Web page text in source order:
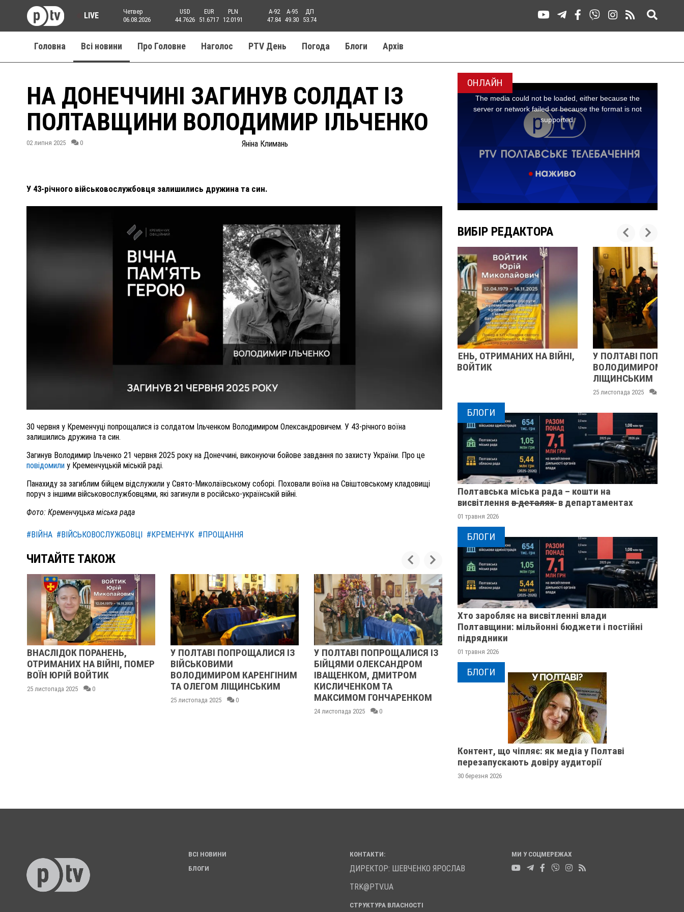
LIVE
Четвер
06.08.2026
USD
44.7626
EUR
51.6717
PLN
12.0191
A-92
47.84
A-95
49.30
ДП
53.74
Головна Всі новини Про Головне Наголос PTV День Погода Блоги Aрхів
НА ДОНЕЧЧИНІ ЗАГИНУВ СОЛДАТ ІЗ
ПОЛТАВЩИНИ ВОЛОДИМИР ІЛЬЧЕНКО
02 липня 2025 0 Яніна Климань
У 43-річного військовослужбовця залишились дружина та син.
30 червня у Кременчуці попрощалися із солдатом Ільченком Володимиром Олександровичем. У 43-річного воїна
залишились дружина та син.
Загинув Володимир Ільченко 21 червня 2025 року на Донеччині, виконуючи бойове завдання по захисту України. Про це
повідомили у Кременчуцькій міській раді.
Панахиду за загиблим бійцем відслужили у Свято-Миколаївському соборі. Поховали воїна на Свіштовському кладовищі
поруч з іншими військовослужбовцями, які загинули в російсько-українській війні.
Фото: Кременчуцька міська рада
#ВІЙНА #ВІЙСЬКОВОСЛУЖБОВЦІ #КРЕМЕНЧУК #ПРОЩАННЯ
ЧИТАЙТЕ ТАКОЖ
ВНАСЛІДОК ПОРАНЕНЬ,
ОТРИМАНИХ НА ВІЙНІ, ПОМЕР
ВОЇН ЮРІЙ ВОЙТИК
25 листопада 2025 0
У ПОЛТАВІ ПОПРОЩАЛИСЯ ІЗ
ВІЙСЬКОВИМИ
ВОЛОДИМИРОМ КАРЕНГІНИМ
ТА ОЛЕГОМ ЛІЩИНСЬКИМ
25 листопада 2025 0
У ПОЛТАВІ ПОПРОЩАЛИСЯ ІЗ
БІЙЦЯМИ ОЛЕКСАНДРОМ
ІВАЩЕНКОМ, ДМИТРОМ
КИСЛИЧЕНКОМ ТА
МАКСИМОМ ГОНЧАРЕНКОМ
24 листопада 2025 0
1000 ТІЛ: УКРАЇНА ОТРИМАЛА
РЕПАТРІЙОВАНІ ОСТАНКИ
20 листопада 2025 19 листопада 2025
ОНЛАЙН
ВИБІР РЕДАКТОРА
ЛЮДМИЛУ ТИМЧЕНКО
ВНАСЛІДОК ПОРАНЕНЬ, ОТРИМАНИХ НА ВІЙНІ,
ПОМЕР ВОЇН ЮРІЙ ВОЙТИК
У ПОЛТАВІ ПОПРОЩАЛИСЯ ІЗ ВІЙСЬКОВИМИ
ВОЛОДИМИРОМ КАРЕНГІНИМ ТА ОЛЕГОМ
БЛОГИ
Полтавська міська рада – кошти на
висвітлення в̶ ̶д̶е̶т̶а̶л̶я̶х̶ ̶ в департаментах
01 травня 2026
БЛОГИ
Хто заробляє на висвітленні влади
Полтавщини: мільйонні бюджети і постійні
підрядники
01 травня 2026
БЛОГИ
Контент, що чіпляє: як медіа у Полтаві
перезапускають довіру аудиторії
30 березня 2026
ВСІ НОВИНИ
БЛОГИ
КОНТАКТИ:
ДИРЕКТОР: ШЕВЧЕНКО ЯРОСЛАВ
TRK@PTV.UA
СТРУКТУРА ВЛАСНОСТІ
МИ У СОЦМЕРЕЖАХ